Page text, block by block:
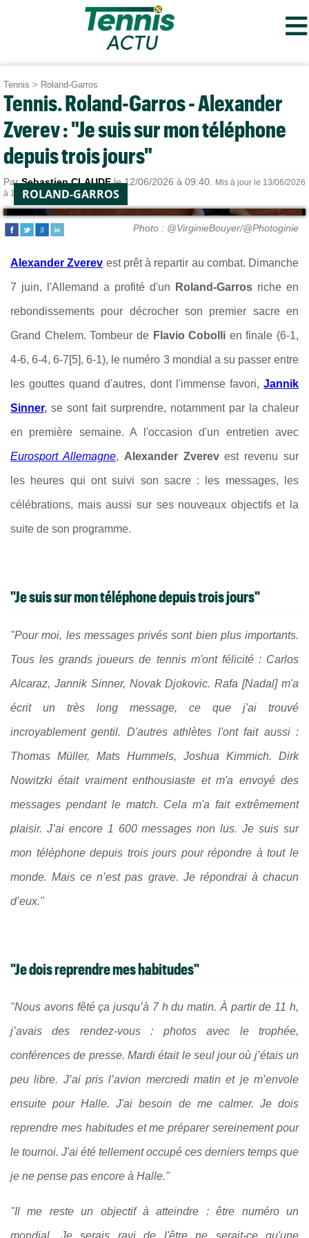
≡
Tennis > Roland-Garros
Tennis. Roland-Garros - Alexander
Zverev : "Je suis sur mon téléphone
depuis trois jours"
ParSebastien CLAUDEle 12/06/2026 à 09:40.
Mis à jour le 13/06/2026
à 10:40.ROLAND-GARROS
Photo : @VirginieBouyer/@Photoginie
Alexander Zverev est prêt à repartir au combat. Dimanche
7 juin, l'Allemand a profité d'un Roland-Garros riche en
rebondissements pour décrocher son premier sacre en
Grand Chelem. Tombeur deFlavio Cobolli en finale (6-1,
4-6, 6-4, 6-7[5], 6-1), le numéro 3 mondial a su passer entre
les gouttes quand d'autres, dont l'immense favori, Jannik
Sinner, se sont fait surprendre, notamment par la chaleur
en première semaine. A l'occasion d'un entretien avec
Eurosport Allemagne, Alexander Zverevest revenu sur
les heures qui ont suivi son sacre : les messages, les
célébrations, mais aussi sur ses nouveaux objectifs et la
suite de son programme.
"Je suis sur mon téléphone depuis trois jours"
"Pour moi, les messages privés sont bien plus importants.
Tous les grands joueurs de tennis m'ont félicité : Carlos
Alcaraz, Jannik Sinner, Novak Djokovic. Rafa [Nadal] m'a
écrit un très long message, ce que j'ai trouvé
incroyablement gentil. D'autres athlètes l'ont fait aussi :
Thomas Müller, Mats Hummels, Joshua Kimmich. Dirk
Nowitzki était vraiment enthousiaste et m'a envoyé des
messages pendant le match. Cela m'a fait extrêmement
plaisir. J’ai encore 1 600 messages non lus. Je suis sur
mon téléphone depuis trois jours pour répondre à tout le
monde. Mais ce n’est pas grave. Je répondrai à chacun
d’eux."
"Je dois reprendre mes habitudes"
"Nous avons fêté ça jusqu’à 7 h du matin. À partir de 11 h,
j’avais des rendez-vous : photos avec le trophée,
conférences de presse. Mardi était le seul jour où j’étais un
peu libre. J’ai pris l’avion mercredi matin et je m’envole
ensuite pour Halle. J'ai besoin de me calmer. Je dois
reprendre mes habitudes et me préparer sereinement pour
le tournoi. J'ai été tellement occupé ces derniers temps que
je ne pense pas encore à Halle."
"Il me reste un objectif à atteindre : être numéro un
mondial. Je serais ravi de l'être ne serait-ce qu'une